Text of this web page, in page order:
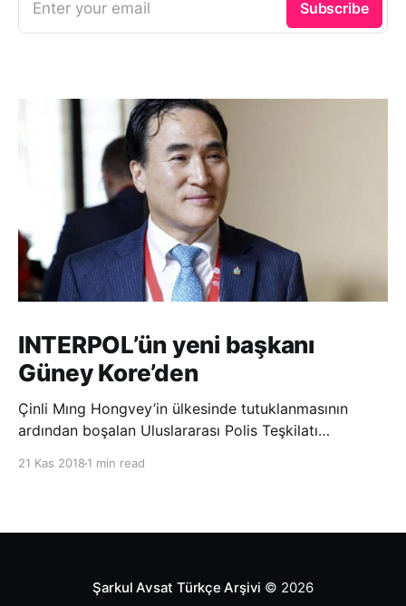
Enter your email Subscribe
INTERPOL’ün yeni başkanı
Güney Kore’den
Çinli Mıng Hongvey’in ülkesinde tutuklanmasının
ardından boşalan Uluslararası Polis Teşkilatı
21 Kas 2018 1 min read
Şarkul Avsat Türkçe Arşivi © 2026